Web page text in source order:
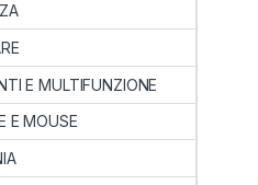
E MULTIFUNZIONE
E MOUSE